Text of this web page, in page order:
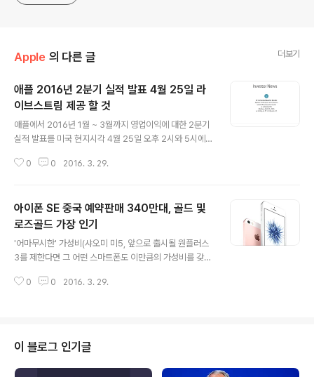
Apple 의 다른 글 더보기
애플 2016년 2분기 실적 발표 4월 25일 라
이브스트림 제공 할 것
애플에서 2016년 1월 ~ 3월까지 영업이익에 대한 2분기
실적 발표를 미국 현지시각 4월 25일 오후 2시와 5시에
한다. 2015년 12월까지 3개월간의 실적을 발표한 지난 2
매량에 힘입어 2015년 4분기 순이익 22조 1천억원을 기
록했다. 이번 분기에는 '아마도' 영업이익과 판매량 모두 감
소할 것으로 보인다. 이유는 CES와 MWC를 포함한 1월 ~
3월까지가 안드로이드 OEMs의 신제품이 출시되는 기간
이며 이번에 새로 발표한 아이폰 SE나 9.7인치 아이패드
프로가 포함되지 않는다. 또한 원래 애플의 수익이 급증하
0 0 2016. 3. 29.
아이폰 SE 중국 예약판매 340만대, 골드 및
로즈골드 가장 인기
'어마무시한' 가성비(샤오미 미5, 앞으로 출시될 원플러스
3를 제한다면 그 어떤 스마트폰도 이만큼의 가성비를 갖을
특히 단통법의 한국에서 올 상반기 히로인이 될 아이폰 SE
요. 애플이 이를 제대로 공략했던 것이 중국 첫 출시와 함께
큰 판매량을 올렸던 아이폰 5S였습니다. 이전에 월스트리
트저널에서 보도한 투자기관의 보고서에 따르면 올 한해
0 0 2016. 3. 29.
이 블로그 인기글